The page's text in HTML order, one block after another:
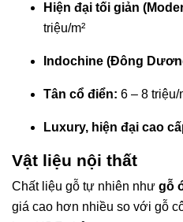
Hiện đại tối giản
triệu/m²
Indochine (Đông
Tân cổ điển: 6 – 8 triệu/
Luxury, hiện đại cao
Vật liệu nội thất
Chất liệu gỗ tự nhiên như gỗ
giá cao hơn nhiều so với gỗ